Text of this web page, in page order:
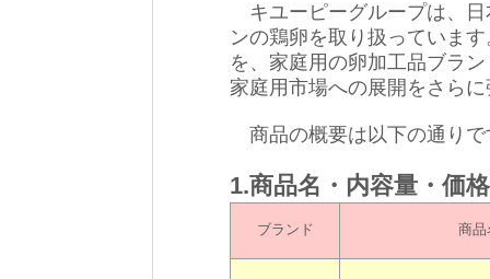
キユーピーグループは、日
ンの鶏卵を取り扱っていま
を、家庭用の卵加工品ブラ
家庭用市場への展開をさら
商品の概要は以下の通りで
1.商品名・内容量・価
ブランド 商品